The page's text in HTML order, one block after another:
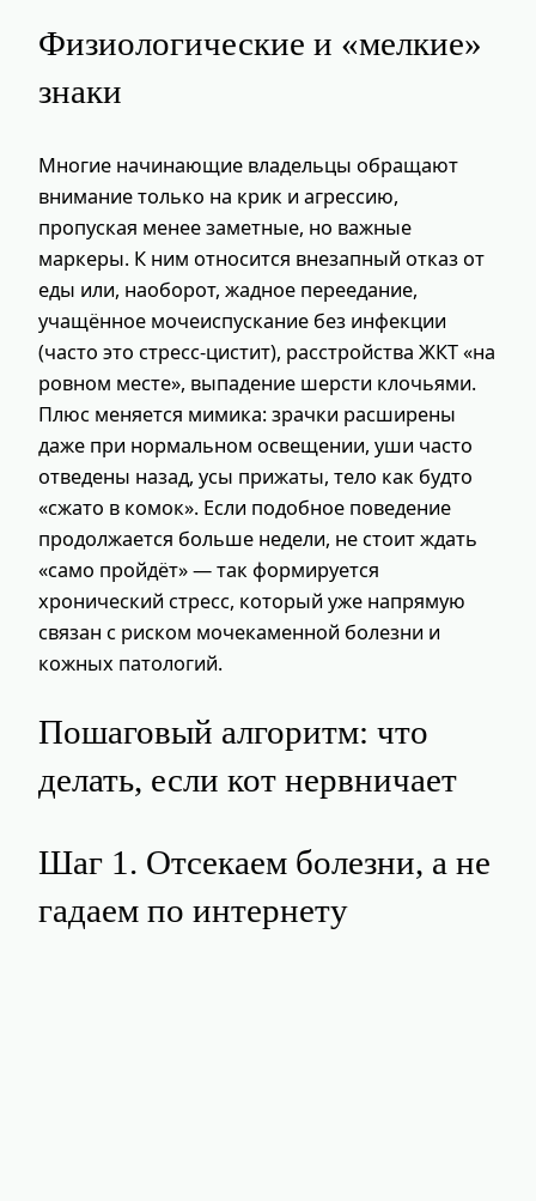
Физиологические и «мелкие»
знаки
Многие начинающие владельцы обращают
внимание только на крик и агрессию,
пропуская менее заметные, но важные
маркеры. К ним относится внезапный отказ от
еды или, наоборот, жадное переедание,
учащённое мочеиспускание без инфекции
(часто это стресс‑цистит), расстройства ЖКТ «на
ровном месте», выпадение шерсти клочьями.
Плюс меняется мимика: зрачки расширены
даже при нормальном освещении, уши часто
отведены назад, усы прижаты, тело как будто
«сжато в комок». Если подобное поведение
продолжается больше недели, не стоит ждать
«само пройдёт» — так формируется
хронический стресс, который уже напрямую
связан с риском мочекаменной болезни и
кожных патологий.
Пошаговый алгоритм: что
делать, если кот нервничает
Шаг 1. Отсекаем болезни, а не
гадаем по интернету